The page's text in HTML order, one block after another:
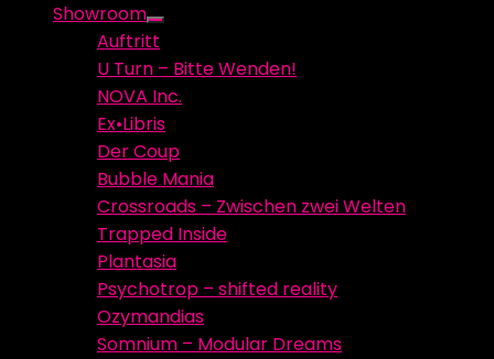
Showroom
Show
sub
menu
Auftritt
U Turn – Bitte Wenden!
NOVA Inc.
Ex•Libris
Der Coup
Bubble Mania
Crossroads – Zwischen zwei Welten
Trapped Inside
Plantasia
Psychotrop – shifted reality
Ozymandias
Somnium – Modular Dreams